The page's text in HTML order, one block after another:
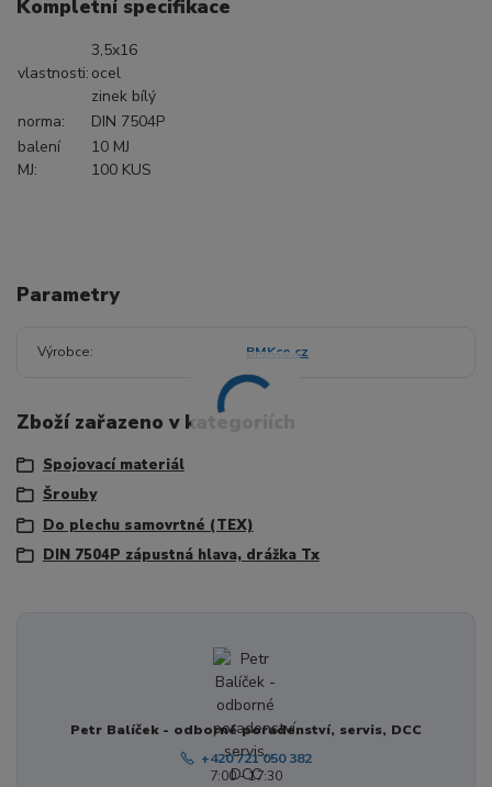
Kompletní specifikace
vlastnosti:
3,5x16
ocel
zinek bílý
norma:
DIN 7504P
balení
MJ:
10 MJ
100 KUS
Parametry
Výrobce BMKco.cz
Zboží zařazeno v kategoriích
Spojovací materiál
Šrouby
Do plechu samovrtné (TEX)
DIN 7504P zápustná hlava, drážka Tx
Petr Balíček - odborné poradenství, servis, DCC
+420 721 050 382
7:00 - 17:30